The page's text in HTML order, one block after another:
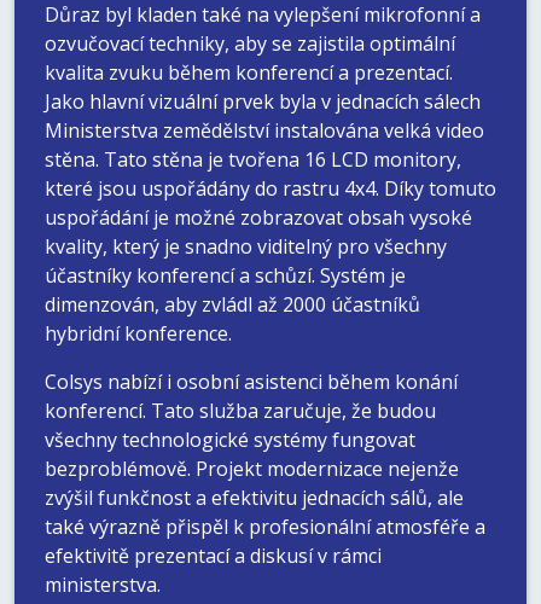
Důraz byl kladen také na vylepšení mikrofonní a
ozvučovací techniky, aby se zajistila optimální
kvalita zvuku během konferencí a prezentací.
Jako hlavní vizuální prvek byla v jednacích sálech
Ministerstva zemědělství instalována velká video
stěna. Tato stěna je tvořena 16 LCD monitory,
které jsou uspořádány do rastru 4x4. Díky tomuto
uspořádání je možné zobrazovat obsah vysoké
kvality, který je snadno viditelný pro všechny
účastníky konferencí a schůzí. Systém je
dimenzován, aby zvládl až 2000 účastníků
hybridní konference.
Colsys nabízí i osobní asistenci během konání
konferencí. Tato služba zaručuje, že budou
všechny technologické systémy fungovat
bezproblémově. Projekt modernizace nejenže
zvýšil funkčnost a efektivitu jednacích sálů, ale
také výrazně přispěl k profesionální atmosféře a
efektivitě prezentací a diskusí v rámci
ministerstva.